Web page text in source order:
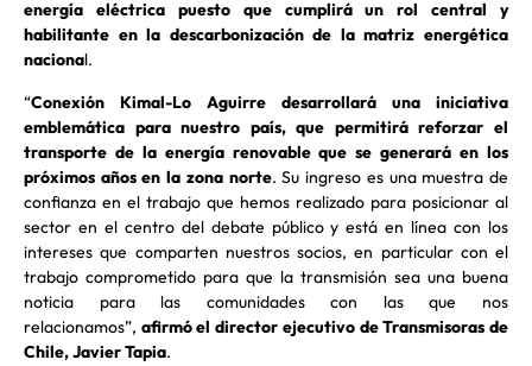
energía eléctrica puesto que cumplirá un rol central y
habilitante en la descarbonización de la matriz energética
nacional.
“Conexión Kimal-Lo Aguirre desarrollará una iniciativa
emblemática para nuestro país, que permitirá reforzar el
transporte de la energía renovable que se generará en los
próximos años en la zona norte. Su ingreso es una muestra de
confianza en el trabajo que hemos realizado para posicionar al
sector en el centro del debate público y está en línea con los
intereses que comparten nuestros socios, en particular con el
trabajo comprometido para que la transmisión sea una buena
noticia para las comunidades con las que nos
relacionamos”, afirmó el director ejecutivo de Transmisoras de
Chile, Javier Tapia.